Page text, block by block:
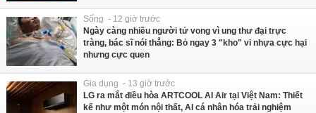
Sống - 12 giờ trước
Ngày càng nhiều người tử vong vì ung thư đại trực
tràng, bác sĩ nói thẳng: Bỏ ngay 3 "kho" vi nhựa cực hại
nhưng cực quen
Gia dụng - 13 giờ trước
LG ra mắt điều hòa ARTCOOL AI Air tại Việt Nam: Thiết
kế như một món nội thất, AI cá nhân hóa trải nghiệm